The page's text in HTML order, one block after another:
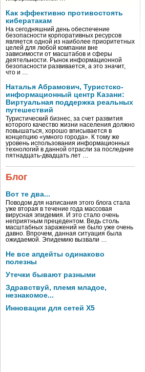
Как эффективно противостоять
кибератакам
На сегодняшний день обеспечение
безопасности корпоративных ресурсов
является одной из наиболее приоритетных
целей для любой компании вне
зависимости от масштабов и сферы
деятельности. Рынок информационной
безопасности развивается, а это значит,
что и …
Наталья Абрамович, Туристско-
информационный центр Казани:
Виртуальная поддержка реальных
путешествий
Туристический бизнес, за счет развития
которого качество жизни населения должно
повышаться, хорошо вписывается в
концепцию «умного города». К тому же
уровень использования информационных
технологий в данной отрасли за последние
пятнадцать-двадцать лет …
Блог
Вот те два...
Поводом для написания этого блога стала
уже вторая в течение года массовая
вирусная эпидемия. И это стало очень
неприятным прецедентом. Ведь столь
масштабных заражений не было уже очень
давно. Впрочем, данная ситуация была
ожидаемой. Эпидемию вызвали …
Не все апдейты одинаково
полезны
Утечки бывают разными
Здравствуй, племя младое,
незнакомое...
Инновации для сетей X5